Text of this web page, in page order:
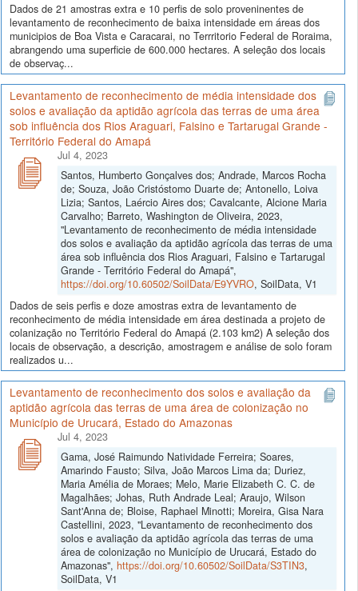
Dados de 21 amostras extra e 10 perfis de solo proveninentes de
levantamento de reconhecimento de baixa intensidade em áreas dos
municipios de Boa Vista e Caracarai, no Terrritorio Federal de Roraima,
abrangendo uma superficie de 600.000 hectares. A seleção dos locais
de observaç...
Levantamento de reconhecimento de média intensidade dos
solos e avaliação da aptidão agrícola das terras de uma área
sob influência dos Rios Araguari, Falsino e Tartarugal Grande -
Território Federal do Amapá
Jul 4, 2023
Santos, Humberto Gonçalves dos; Andrade, Marcos Rocha
de; Souza, João Cristóstomo Duarte de; Antonello, Loiva
Lizia; Santos, Laércio Aires dos; Cavalcante, Alcione Maria
Carvalho; Barreto, Washington de Oliveira, 2023,
"Levantamento de reconhecimento de média intensidade
dos solos e avaliação da aptidão agrícola das terras de uma
área sob influência dos Rios Araguari, Falsino e Tartarugal
Grande - Território Federal do Amapá",
https://doi.org/10.60502/SoilData/E9YVRO, SoilData, V1
Dados de seis perfis e doze amostras extra de levantamento de
reconhecimento de média intensidade em área destinada a projeto de
colanização no Território Federal do Amapá (2.103 km2) A seleção dos
locais de observação, a descrição, amostragem e análise de solo foram
realizados u...
Levantamento de reconhecimento dos solos e avaliação da
aptidão agrícola das terras de uma área de colonização no
Município de Urucará, Estado do Amazonas
Jul 4, 2023
Gama, José Raimundo Natividade Ferreira; Soares,
Amarindo Fausto; Silva, João Marcos Lima da; Duriez,
Maria Amélia de Moraes; Melo, Marie Elizabeth C. C. de
Magalhães; Johas, Ruth Andrade Leal; Araujo, Wilson
Sant'Anna de; Bloise, Raphael Minotti; Moreira, Gisa Nara
Castellini, 2023, "Levantamento de reconhecimento dos
solos e avaliação da aptidão agrícola das terras de uma
área de colonização no Município de Urucará, Estado do
Amazonas", https://doi.org/10.60502/SoilData/S3TIN3,
SoilData, V1